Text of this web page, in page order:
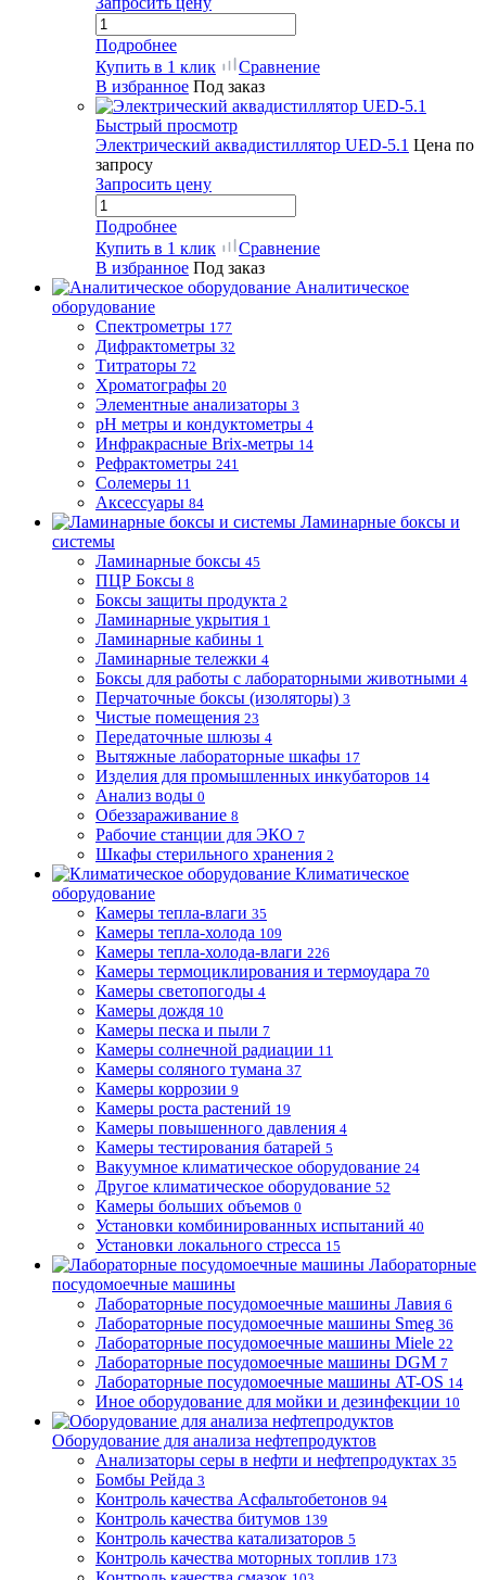
Подробнее
Купить в 1 клик
Сравнение
В избранное Под заказ
Быстрый просмотр
Электрический аквадистиллятор UED-5.1 Цена по
запросу
Запросить цену
Подробнее
Купить в 1 клик
Сравнение
В избранное Под заказ
Аналитическое
оборудование
Спектрометры 177
Дифрактометры 32
Титраторы 72
Хроматографы 20
Элементные анализаторы 3
pH метры и кондуктометры 4
Инфракрасные Brix-метры 14
Рефрактометры 241
Солемеры 11
Аксессуары 84
Ламинарные боксы и
системы
Ламинарные боксы 45
ПЦР Боксы 8
Боксы защиты продукта 2
Ламинарные укрытия 1
Ламинарные кабины 1
Ламинарные тележки 4
Боксы для работы с лабораторными животными 4
Перчаточные боксы (изоляторы) 3
Чистые помещения 23
Передаточные шлюзы 4
Вытяжные лабораторные шкафы 17
Изделия для промышленных инкубаторов 14
Анализ воды 0
Обеззараживание 8
Рабочие станции для ЭКО 7
Шкафы стерильного хранения 2
Климатическое
оборудование
Камеры тепла-влаги 35
Камеры тепла-холода 109
Камеры тепла-холода-влаги 226
Камеры термоциклирования и термоудара 70
Камеры светопогоды 4
Камеры дождя 10
Камеры песка и пыли 7
Камеры солнечной радиации 11
Камеры соляного тумана 37
Камеры коррозии 9
Камеры роста растений 19
Камеры повышенного давления 4
Камеры тестирования батарей 5
Вакуумное климатическое оборудование 24
Другое климатическое оборудование 52
Камеры больших объемов 0
Установки комбинированных испытаний 40
Установки локального стресса 15
Лабораторные
посудомоечные машины
Лабораторные посудомоечные машины Лавия 6
Лабораторные посудомоечные машины Smeg 36
Лабораторные посудомоечные машины Miele 22
Лабораторные посудомоечные машины DGM 7
Лабораторные посудомоечные машины AT-OS 14
Иное оборудование для мойки и дезинфекции 10
Оборудование для анализа нефтепродуктов
Анализаторы серы в нефти и нефтепродуктах 35
Бомбы Рейда 3
Контроль качества Асфальтобетонов 94
Контроль качества битумов 139
Контроль качества катализаторов 5
Контроль качества моторных топлив 173